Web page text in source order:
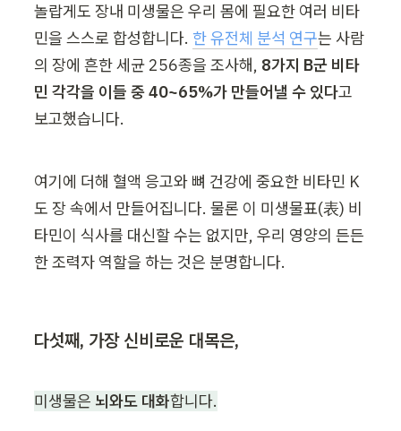
놀랍게도 장내 미생물은 우리 몸에 필요한 여러 비타
민을 스스로 합성합니다. 한 유전체 분석 연구는 사람
의 장에 흔한 세균 256종을 조사해, 8가지 B군 비타
민 각각을 이들 중 40~65%가 만들어낼 수 있다고
보고했습니다.
여기에 더해 혈액 응고와 뼈 건강에 중요한 비타민 K
도 장 속에서 만들어집니다. 물론 이 미생물표(表) 비
타민이 식사를 대신할 수는 없지만, 우리 영양의 든든
한 조력자 역할을 하는 것은 분명합니다.
다섯째, 가장 신비로운 대목은,
미생물은 뇌와도 대화합니다.